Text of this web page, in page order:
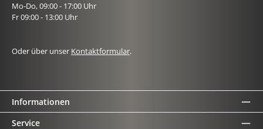
Mo-Do, 09:00 - 17:00 Uhr
Fr 09:00 - 13:00 Uhr
Oder über unser Kontaktformular.
Informationen
Service